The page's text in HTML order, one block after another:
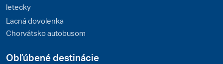
letecky
Lacná dovolenka
Chorvátsko autobusom
Obľúbené destinácie